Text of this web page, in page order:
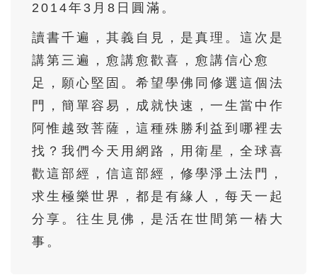
52 53
56 57 58 59 60
66 67 68 70
71 72 73 74 75
76 77 78 79 80
81 82 83 84 85
86 88 89 90
2014年3月8日圓滿。
讀書千遍，其義自見，是真理。這次是
講第三遍，愈講愈歡喜，愈講信心愈
足，願心堅固。希望學佛同修選這個法
門，簡單容易，成就快速，一生當中作
阿惟越致菩薩，這種殊勝利益到哪裡去
找？我們今天用網路，用衛星，全球喜
歡這部經，信這部經，修學淨土法門，
求生極樂世界，都是有緣人，每天一起
分享。往生見佛，是活在世間第一樁大
事。